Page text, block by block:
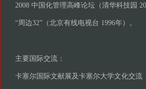
2008 中国化管理高峰论坛（清华科技园
“周边32”（北京有线电视台 1996年）。
主要国际交流：
卡塞尔国际文献展及卡塞尔大学文化交流